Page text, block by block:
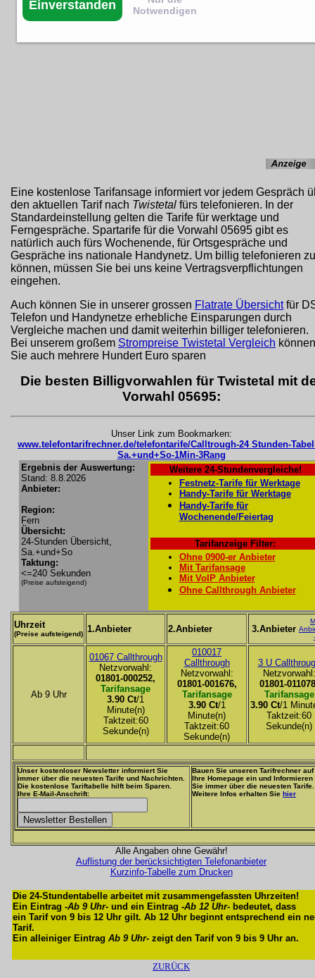
Eine kostenlose Tarifansage informiert vor jedem Gespräch
den aktuellen Tarif nach Twistetal fürs telefonieren. In der
Standardeinstellung gelten die Tarife für werktage und
Ferngespräche. Spartarife für die Vorwahl 05695 gibt es
natürlich auch fürs Wochenende, für Ortsgespräche und
Gespräche ins nationale Handynetz. Um billig telefonieren zu
können, müssen Sie bei uns keine Vertragsverpflichtungen
eingehen.
Auch können Sie in unserer grossen Flatrate Übersichtfür
Telefon und Handynetze erhebliche Einsparungen durch
Vergleiche machen und damit weiterhin billiger telefonieren.
Bei unserem großem Strompreise Twistetal Vergleich können
Sie auch mehrere Hundert Euro sparen
Die besten Billigvorwahlen für Twistetal mit
Vorwahl 05695:
Unser Link zum Bookmarken:
www.telefontarifrechner.de/telefontarife/Calltrough-24 Stunden-
Sa.+und+So-1Min-3Rang
Ergebnis der Auswertung:
Stand: 8.8.2026
Anbieter:
Region:
Fern
Übersicht:
24-Stunden Übersicht,
Sa.+und+So
Taktung:
<=240 Sekunden
(Preise aufsteigend)
Weitere 24-Stundenvergleiche!
Festnetz-Tarife für Werktage
Handy-Tarife für Werktage
Handy-Tarife für
Wochenende/Feiertag
Tarifanzeige Filter:
Ohne 0900-er Anbieter
Mit Tarifansage
Mit VoIP Anbieter
Ohne Callthrough Anbieter
Uhrzeit
(Preise aufsteigend) 1.Anbieter 2.Anbieter 3.Anbieter
Ab 9 Uhr
01067 Callthrough
Netzvorwahl:
01801-000252,
Tarifansage
3.90 Ct/1
Minute(n)
Taktzeit:60
Sekunde(n)
010017
Callthrough
Netzvorwahl:
01801-001676,
Tarifansage
3.90 Ct/1
Minute(n)
Taktzeit:60
Sekunde(n)
3 U
Netzvorwahl:
01801-
Tarifansage
3.90 Ct/1
Taktzeit:60
Sekunde(n)
Unser kostenloser Newsletter informiert Sie
immer über die neuesten Tarife und Nachrichten.
Die kostenlose Tariftabelle hilft beim Sparen.
Ihre E-Mail-Anschrift:
Bauen Sie unseren Tarifrechner auf
Ihre Homepage ein und Informieren
Sie immer über die neuesten Tarife.
Weitere Infos erhalten Sie hier
Alle Angaben ohne Gewähr!
Auflistung der berücksichtigten Telefonanbieter
Kurzinfo-Tabelle zum Drucken
Die 24-Stundentabelle arbeitet mit zusammengefassten Uhrzeiten!
Ein Eintrag -Ab 9 Uhr- und ein Eintrag -Ab 12 Uhr- bedeutet, dass
ein Tarif von 9 bis 12 Uhr gilt. Ab 12 Uhr beginnt entsprechend ein
Tarif.
Ein alleiniger Eintrag Ab 9 Uhr- zeigt den Tarif von 9 bis 9 Uhr an.
ZURÜCK
Einverstanden
Notwendigen